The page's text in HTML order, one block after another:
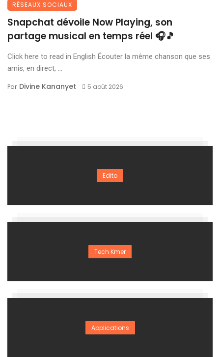
RÉSEAUX SOCIAUX
Snapchat dévoile Now Playing, son
partage musical en temps réel 🎧🎵
Click here to read in English Écouter la même chanson que ses
amis, en direct, ...
Par Divine Kananyet 5 août 2026
Edito
Tech Kmer
Applications